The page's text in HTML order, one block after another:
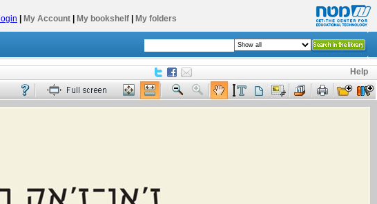
login My Account My bookshelf My folders
Help